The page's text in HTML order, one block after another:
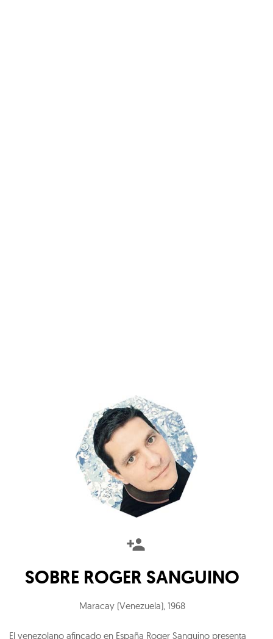
SOBRE ROGER SANGUINO
Maracay (Venezuela), 1968
El venezolano afincado en España Roger Sanguino presenta